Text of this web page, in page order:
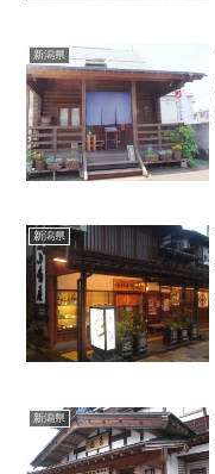
新潟県
新潟県
新潟県